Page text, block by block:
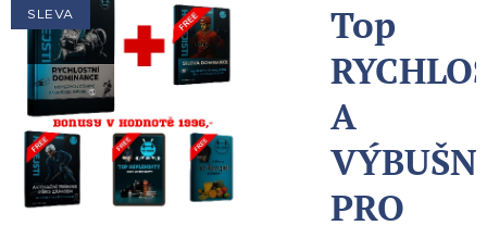
SLEVA
Top
A
PRO